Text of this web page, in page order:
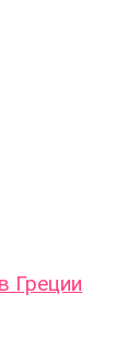
Греции